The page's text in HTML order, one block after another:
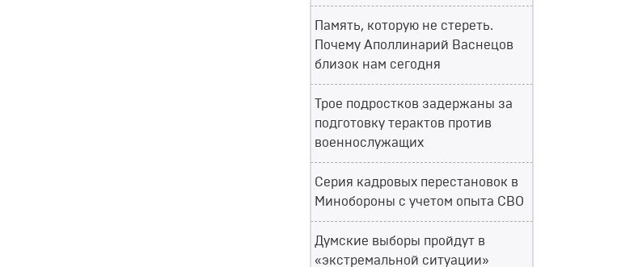
Память, которую не стереть.
Почему Аполлинарий Васнецов
близок нам сегодня
Трое подростков задержаны за
подготовку терактов против
военнослужащих
Серия кадровых перестановок в
Минобороны с учетом опыта СВО
Думские выборы пройдут в
«экстремальной ситуации»